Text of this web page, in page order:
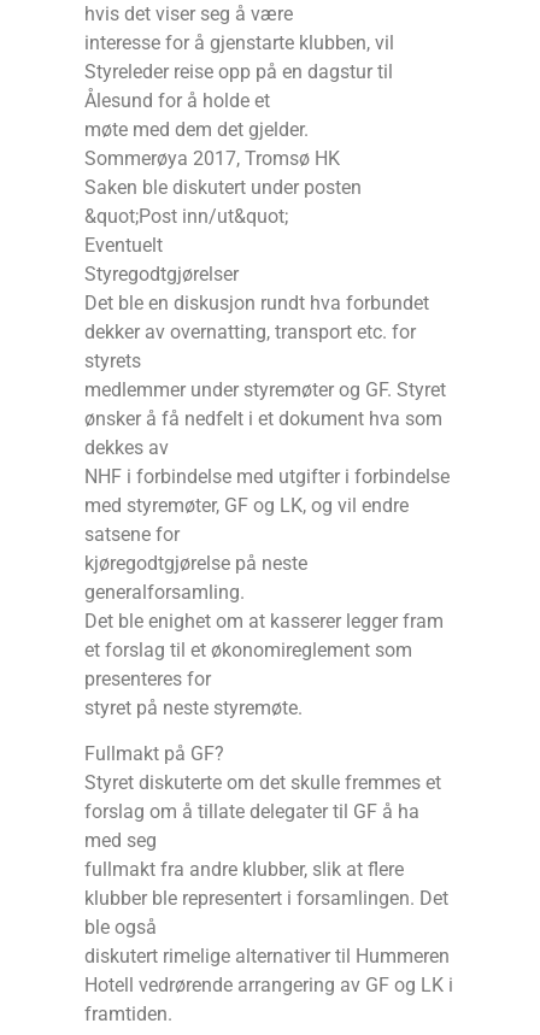
hvis det viser seg å være
interesse for å gjenstarte klubben, vil
Styreleder reise opp på en dagstur til
Ålesund for å holde et
møte med dem det gjelder.
Sommerøya 2017, Tromsø HK
Saken ble diskutert under posten
&quot;Post inn/ut&quot;
Eventuelt
Styregodtgjørelser
Det ble en diskusjon rundt hva forbundet
dekker av overnatting, transport etc. for
styrets
medlemmer under styremøter og GF. Styret
ønsker å få nedfelt i et dokument hva som
dekkes av
NHF i forbindelse med utgifter i forbindelse
med styremøter, GF og LK, og vil endre
satsene for
kjøregodtgjørelse på neste
generalforsamling.
Det ble enighet om at kasserer legger fram
et forslag til et økonomireglement som
presenteres for
styret på neste styremøte.
Fullmakt på GF?
Styret diskuterte om det skulle fremmes et
forslag om å tillate delegater til GF å ha
med seg
fullmakt fra andre klubber, slik at flere
klubber ble representert i forsamlingen. Det
ble også
diskutert rimelige alternativer til Hummeren
Hotell vedrørende arrangering av GF og LK i
framtiden.